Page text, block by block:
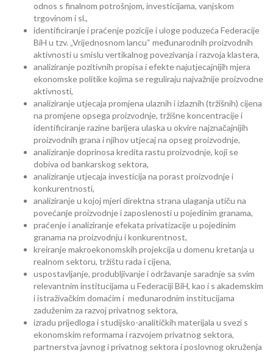
odnos s finalnom potrošnjom, investicijama, vanjskom
trgovinom i sl.,
identificiranje i praćenje pozicije i uloge poduzeća Federacije
BiH u tzv. „Vrijednosnom lancu“ međunarodnih proizvodnih
aktivnosti u smislu vertikalnog povezivanja i razvoja klastera,
analiziranje pozitivnih propisa i efekte najutjecajnijih mjera
ekonomske politike kojima se reguliraju najvažnije proizvodne
aktivnosti,
analiziranje utjecaja promjena ulaznih i izlaznih (tržišnih) cijena
na promjene opsega proizvodnje, tržišne koncentracije i
identificiranje razine barijera ulaska u okvire najznačajnijih
proizvodnih grana i njihov utjecaj na opseg proizvodnje,
analiziranje doprinosa kredita rastu proizvodnje, koji se
dobiva od bankarskog sektora,
analiziranje utjecaja investicija na porast proizvodnje i
konkurentnosti,
analiziranje u kojoj mjeri direktna strana ulaganja utiču na
povećanje proizvodnje i zaposlenosti u pojedinim granama,
praćenje i analiziranje efekata privatizacije u pojedinim
granama na proizvodnju i konkurentnost,
kreiranje makroekonomskih projekcija u domenu kretanja u
realnom sektoru, tržištu rada i cijena,
uspostavljanje, produbljivanje i održavanje saradnje sa svim
relevantnim institucijama u Federaciji BiH, kao i s akademskim
i istraživačkim domaćim i međunarodnim institucijama
zaduženim za razvoj privatnog sektora,
izradu prijedloga i studijsko-analitičkih materijala u svezi s
ekonomskim reformama i razvojem privatnog sektora,
partnerstva javnog i privatnog sektora i poslovnog okruženja